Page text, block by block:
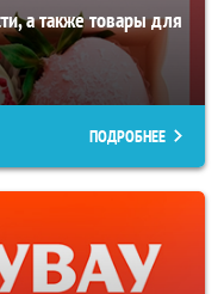
а также товары для
ПОДРОБНЕЕ